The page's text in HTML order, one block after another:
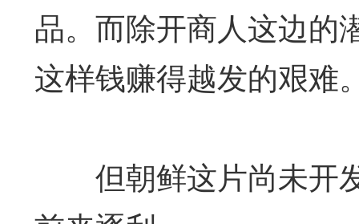
品。而除开商人这边的
这样钱赚得越发的艰难
但朝鲜这片尚未开